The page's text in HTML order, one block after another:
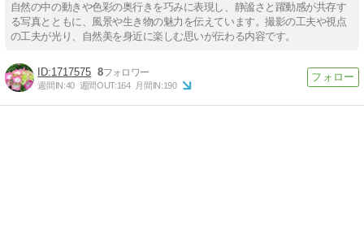
自然の中の動きや色彩の奥行きを巧みに表現し、静謐さと躍動感が共存す
る写真とともに、風景や生き物の魅力を伝えています。撮影の工夫や視点
の工夫が光り、自然美を身近に楽しむ思いが伝わる内容です。
1717575 8
週間IN:40 週間OUT:164 月間IN:190